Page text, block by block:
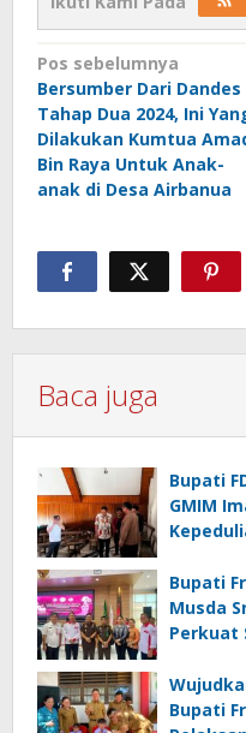
Navigasi
pos
Pos sebelumnya
Bersumber Dari Dandes
Tahap Dua 2024, Ini
Dilakukan Kumtua
Bin Raya Untuk Anak-
anak di Desa Airbanua
Baca juga
Bupati
GMIM
Bupati
Musda
Perkuat
Bupati